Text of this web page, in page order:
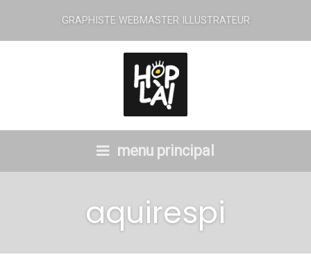
GRAPHISTE WEBMASTER ILLUSTRATEUR
menu principal
aquirespi